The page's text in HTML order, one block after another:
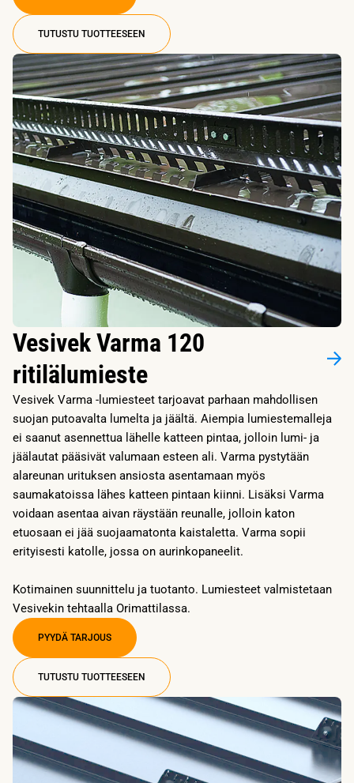
TUTUSTU TUOTTEESEEN
Vesivek Varma 120
ritilälumieste
Vesivek Varma -lumiesteet tarjoavat parhaan mahdollisen
suojan putoavalta lumelta ja jäältä. Aiempia lumiestemalleja
ei saanut asennettua lähelle katteen pintaa, jolloin lumi- ja
jäälautat pääsivät valumaan esteen ali. Varma pystytään
alareunan urituksen ansiosta asentamaan myös
saumakatoissa lähes katteen pintaan kiinni. Lisäksi Varma
voidaan asentaa aivan räystään reunalle, jolloin katon
etuosaan ei jää suojaamatonta kaistaletta. Varma sopii
erityisesti katolle, jossa on aurinkopaneelit.
Kotimainen suunnittelu ja tuotanto. Lumiesteet valmistetaan
Vesivekin tehtaalla Orimattilassa.
PYYDÄ TARJOUS
TUTUSTU TUOTTEESEEN